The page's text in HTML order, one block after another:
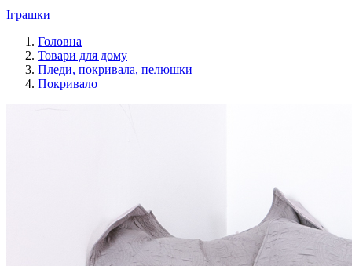
Іграшки
Головна
Товари для дому
Пледи, покривала, пелюшки
Покривало